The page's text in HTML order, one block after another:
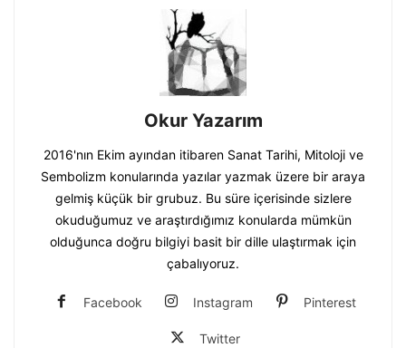
Okur Yazarım
2016'nın Ekim ayından itibaren Sanat Tarihi, Mitoloji ve
Sembolizm konularında yazılar yazmak üzere bir araya
gelmiş küçük bir grubuz. Bu süre içerisinde sizlere
okuduğumuz ve araştırdığımız konularda mümkün
olduğunca doğru bilgiyi basit bir dille ulaştırmak için
çabalıyoruz.
Facebook Instagram Pinterest
Twitter